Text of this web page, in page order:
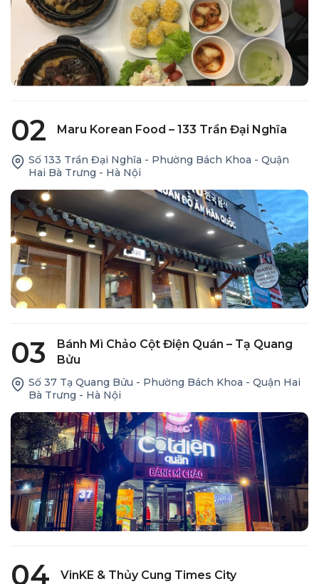
02 Maru Korean Food – 133 Trần Đại Nghĩa
Số 133 Trần Đại Nghĩa - Phường Bách Khoa - Quận
Hai Bà Trưng - Hà Nội
03
Bánh Mì Chảo Cột Điện Quán – Tạ Quang
Bửu
Số 37 Tạ Quang Bửu - Phường Bách Khoa - Quận Hai
Bà Trưng - Hà Nội
04 VinKE & Thủy Cung Times City